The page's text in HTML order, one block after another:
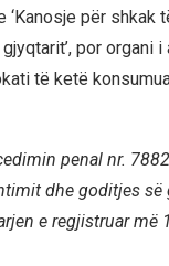
për shkak
por organi
të ketë
penal nr.
dhe goditjes së
e regjistruar më